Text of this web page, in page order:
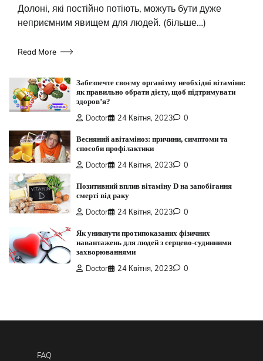
Долоні, які постійно потіють, можуть бути дуже
неприємним явищем для людей. (більше…)
Read More
Забезпечте своєму організму необхідні вітаміни:
як правильно обрати дієту, щоб підтримувати
здоров’я?
Doctor 24 Квітня, 2023 0
Весняний авітаміноз: причини, симптоми та
способи профілактики
Doctor 24 Квітня, 2023 0
Позитивний вплив вітаміну D на запобігання
смерті від раку
Doctor 24 Квітня, 2023 0
Як уникнути протипоказаних фізичних
навантажень для людей з серцево-судинними
захворюваннями
Doctor 24 Квітня, 2023 0
FAQ